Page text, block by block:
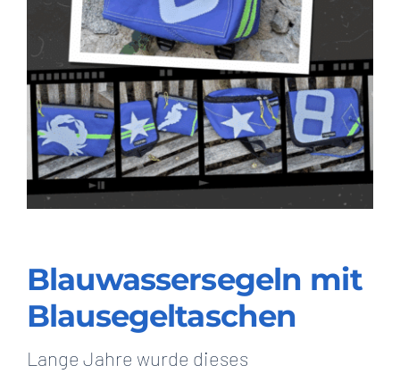
Blauwassersegeln mit
Blausegeltaschen
Lange Jahre wurde dieses